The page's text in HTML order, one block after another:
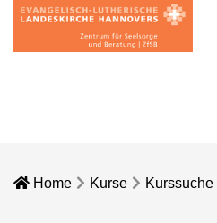
Home Kurse Kurssuche